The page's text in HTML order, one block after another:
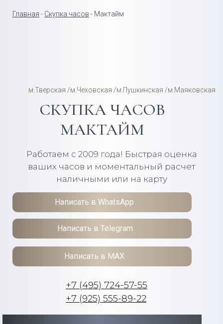
Написать в MAX
Написать в Telegram
Написать в WhatsApp
Главная - Скупка часов - Мактайм
+7 (495) 724-57-55
+7 (925) 555-89-22
м.Тверская /м.Чеховская /м.Пушкинская /м.Маяковская
Работаем с 2009 года! Быстрая оценка
ваших часов и моментальный расчет
наличными или на карту
СКУПКА ЧАСОВ
МАКТАЙМ